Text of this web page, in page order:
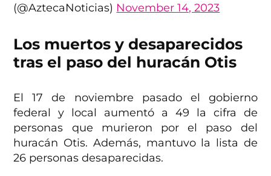
(@AztecaNoticias) November 14, 2023
Los muertos y desaparecidos
tras el paso del huracán Otis
El 17 de noviembre pasado el gobierno
federal y local aumentó a 49 la cifra de
personas que murieron por el paso del
huracán Otis. Además, mantuvo la lista de
26 personas desaparecidas.